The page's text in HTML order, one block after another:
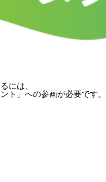
には、
ト」への参画が必要です。